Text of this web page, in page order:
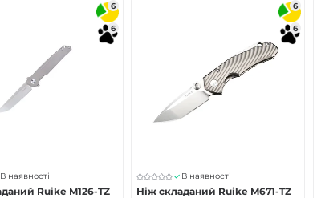
6
6
В наявності
Ruike M126-TZ
6
6
В наявності
Ніж складаний Ruike M671-TZ